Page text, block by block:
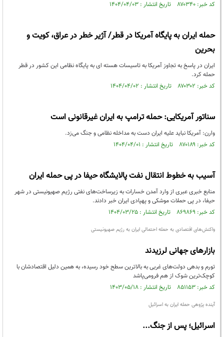
کد خبر: ۸۷۰۳۴۰ تاریخ انتشار : ۱۴۰۴/۰۴/۰۳
حمله ایران به پایگاه آمریکا در قطر/ آژیر خطر در عراق، کویت و
بحرین
ایران در پاسخ به تجاوز آمریکا به تاسیسات هسته ای به پایگاه نظامی این کشور در قطر
حمله کرد.
کد خبر: ۸۷۰۳۰۲ تاریخ انتشار : ۱۴۰۴/۰۴/۰۲
سناتور آمریکایی: حمله ترامپ به ایران غیرقانونی است
وارن: آمریکا نباید علیه ایران دست به مداخله نظامی و جنگ می‌زد.
کد خبر: ۸۷۰۱۸۹ تاریخ انتشار : ۱۴۰۴/۰۴/۰۱
آسیب به خطوط انتقال نفت پالایشگاه‌ حیفا در پی حمله ایران
منابع خبری عبری‌ از وارد آمدن خسارات به زیرساخت‌های نفتی رژیم صهیونیستی در شهر
حیفا، در پی حملات موشکی و پهپادی ایران خبر دادند.
کد خبر: ۸۶۹۸۶۹ تاریخ انتشار : ۱۴۰۴/۰۳/۲۵
واکنش‌های اقتصادی به حمله احتمالی ایران به رژیم صهیونیستی
بازارهای جهانی لرزیدند
تورم و بدهی دولت‌های غربی به بالاترین سطح خود رسیده، به همین دلیل اقتصادشان با
کوچک‌ترین شوک از هم فرومی‌پاشد
کد خبر: ۸۵۱۱۵۳ تاریخ انتشار : ۱۴۰۳/۰۵/۱۸
آینده پژوهی حمله ایران به اسرائیل
اسرائیل؛ پس از جنگ‌...